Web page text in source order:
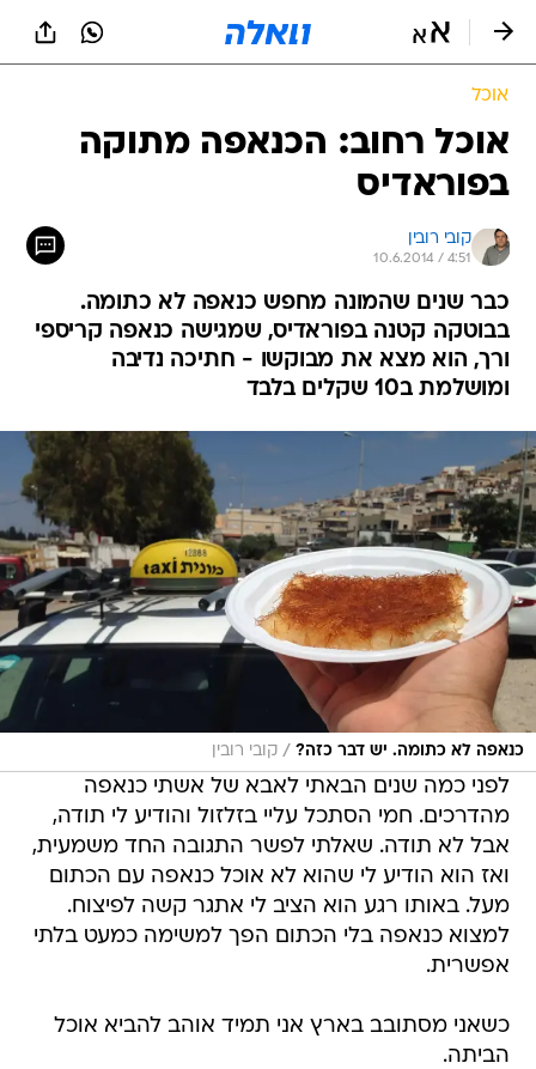
אוכל
אוכל רחוב: הכנאפה מתוקה
בפוראדיס
קובי רובין
10.6.2014 / 4:51
כבר שנים שהמונה מחפש כנאפה לא כתומה.
בבוטקה קטנה בפוראדיס, שמגישה כנאפה קריספי
ורך, הוא מצא את מבוקשו - חתיכה נדיבה
ומושלמת ב10 שקלים בלבד
כנאפה לא כתומה. יש דבר כזה? / קובי רובין
לפני כמה שנים הבאתי לאבא של אשתי כנאפה
מהדרכים. חמי הסתכל עליי בזלזול והודיע לי תודה,
אבל לא תודה. שאלתי לפשר התגובה החד משמעית,
ואז הוא הודיע לי שהוא לא אוכל כנאפה עם הכתום
מעל. באותו רגע הוא הציב לי אתגר קשה לפיצוח.
למצוא כנאפה בלי הכתום הפך למשימה כמעט בלתי
אפשרית.
כשאני מסתובב בארץ אני תמיד אוהב להביא אוכל
הביתה.